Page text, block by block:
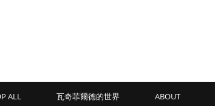
ALL 瓦奇菲爾德的世界 ABOUT